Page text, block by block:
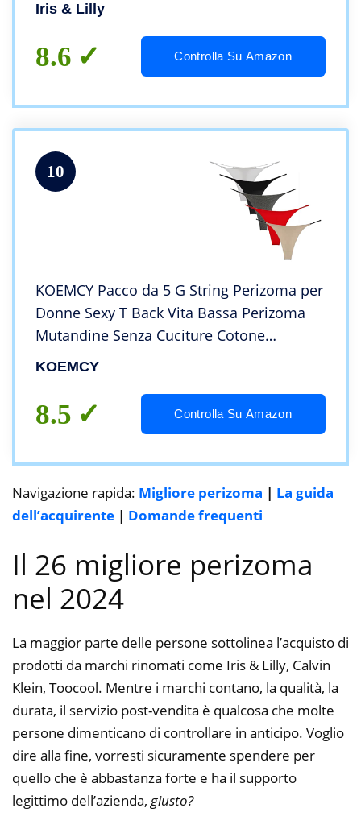
Iris & Lilly
8.6 Controlla Su Amazon
10
KOEMCY Pacco da 5 G String Perizoma per
Donne Sexy T Back Vita Bassa Perizoma
Mutandine Senza Cuciture Cotone
Mutande Bikini (M)
KOEMCY
8.5 Controlla Su Amazon
Navigazione rapida: Migliore perizoma | La guida
dell’acquirente | Domande frequenti
Il 26 migliore perizoma
nel 2024
La maggior parte delle persone sottolinea l’acquisto di
prodotti da marchi rinomati come Iris & Lilly, Calvin
Klein, Toocool. Mentre i marchi contano, la qualità, la
durata, il servizio post-vendita è qualcosa che molte
persone dimenticano di controllare in anticipo. Voglio
dire alla fine, vorresti sicuramente spendere per
quello che è abbastanza forte e ha il supporto
legittimo dell’azienda, giusto?